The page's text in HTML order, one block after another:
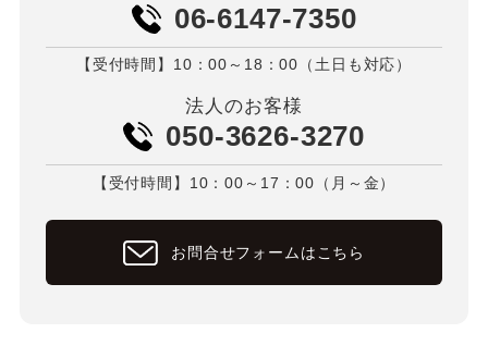
06-6147-7350
【受付時間】10：00～18：00（土日も対応）
法人のお客様
050-3626-3270
【受付時間】10：00～17：00（月～金）
お問合せフォームはこちら